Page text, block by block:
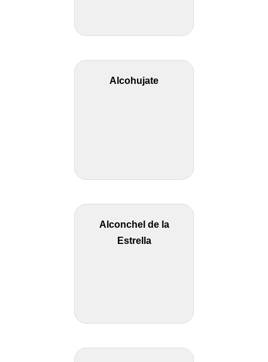
Alcohujate
Alconchel de la
Estrella